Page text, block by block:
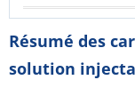
Résumé des
solution